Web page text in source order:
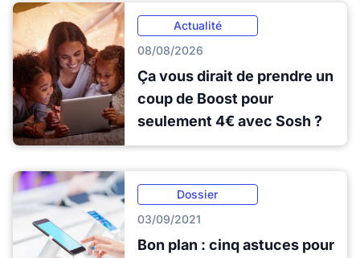
Actualité
08/08/2026
Ça vous dirait de prendre un
coup de Boost pour
seulement 4€ avec Sosh ?
Dossier
03/09/2021
Bon plan : cinq astuces pour